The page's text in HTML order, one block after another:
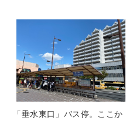
「垂水東口」バス停。ここか